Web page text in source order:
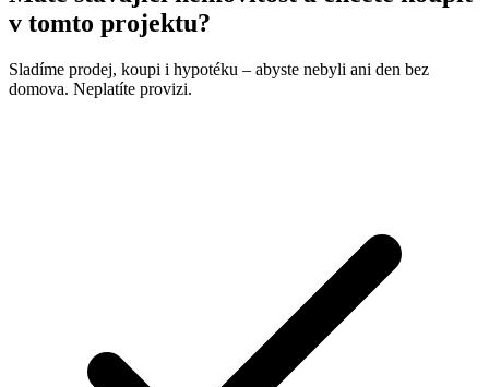
v tomto projektu?
Sladíme prodej, koupi i hypotéku – abyste nebyli ani den bez
domova. Neplatíte provizi.